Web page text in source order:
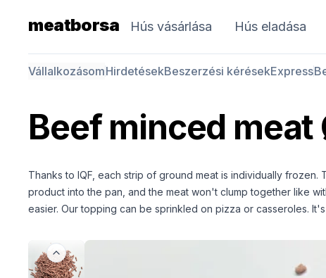
meatborsa Hús vásárlása Hús eladása
VállalkozásomHirdetésekBeszerzési kérésekExpress
Beef minced meat
Thanks to IQF, each strip of ground meat is individually
product into the pan, and the meat won't clump together like
easier. Our topping can be sprinkled on pizza or casseroles.